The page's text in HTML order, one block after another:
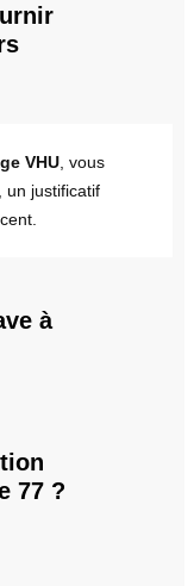
VHU , vous
un justificatif
à
77 ?